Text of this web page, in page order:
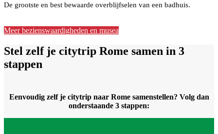
De grootste en best bewaarde overblijfselen van een badhuis.
Meer bezienswaardigheden en musea
Stel zelf je citytrip Rome samen in 3
stappen
Eenvoudig zelf je citytrip naar Rome samenstellen? Volg dan
onderstaande 3 stappen: